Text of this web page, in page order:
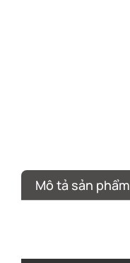
Mô tả sản phẩm